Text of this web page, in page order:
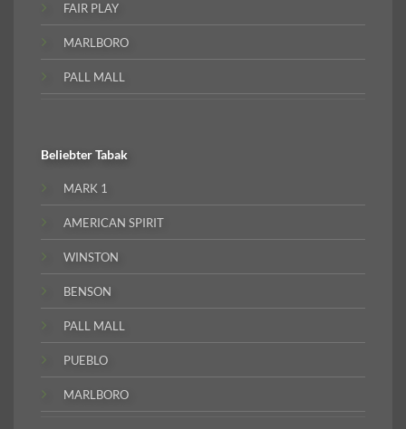
FAIR PLAY
MARLBORO
PALL MALL
BeliebterTabak
MARK 1
AMERICAN SPIRIT
WINSTON
BENSON
PALL MALL
PUEBLO
MARLBORO